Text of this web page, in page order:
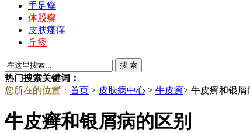
手足癣
体股癣
皮肤瘙痒
丘疹
热门搜索关键词：
您所在的位置： 首页 > 皮肤病中心 > 牛皮癣> 牛皮癣和银屑
牛皮癣和银屑病的区别